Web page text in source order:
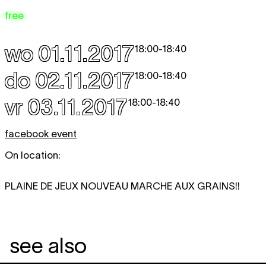
free
wo 01.11.201718:00-18:40
do 02.11.201718:00-18:40
vr 03.11.201718:00-18:40
facebook event
On location:
PLAINE DE JEUX NOUVEAU MARCHE AUX GRAINS!!
see also